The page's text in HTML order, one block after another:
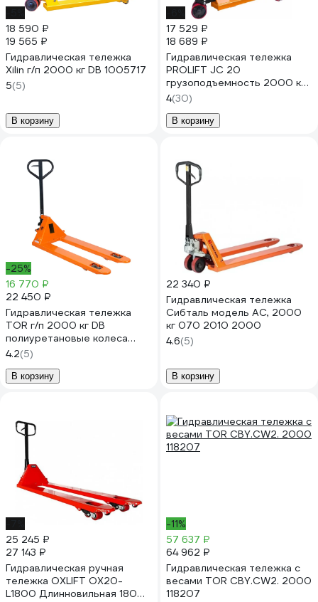
18 590 ₽
19 565 ₽
Гидравлическая тележка
Xilin г/п 2000 кг DB 1005717
5(5)
В корзину
17 529 ₽
18 689 ₽
Гидравлическая тележка
PROLIFT JC 20
грузоподъемность 2000 кг,
колеса полиуретан JC 20
4(30)
В корзину
-25%
16 770 ₽
22 450 ₽
Гидравлическая тележка
TOR г/п 2000 кг DB
полиуретановые колеса
1005943
4.2(5)
В корзину
22 340 ₽
Гидравлическая тележка
Сибталь модель AC, 2000
кг 070 2010 2000
4.6(5)
В корзину
25 245 ₽
27 143 ₽
Гидравлическая ручная
тележка OXLIFT OX20-
L1800 Длинновильная 1800
-11%
57 637 ₽
64 962 ₽
Гидравлическая тележка с
весами TOR CBY.CW2. 2000
118207